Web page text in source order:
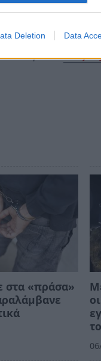
Deletion Data
πρώτοιόλες
στα «πράσα»